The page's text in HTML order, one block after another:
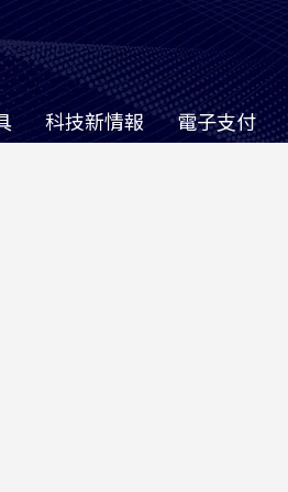
科技新情報 電子支付